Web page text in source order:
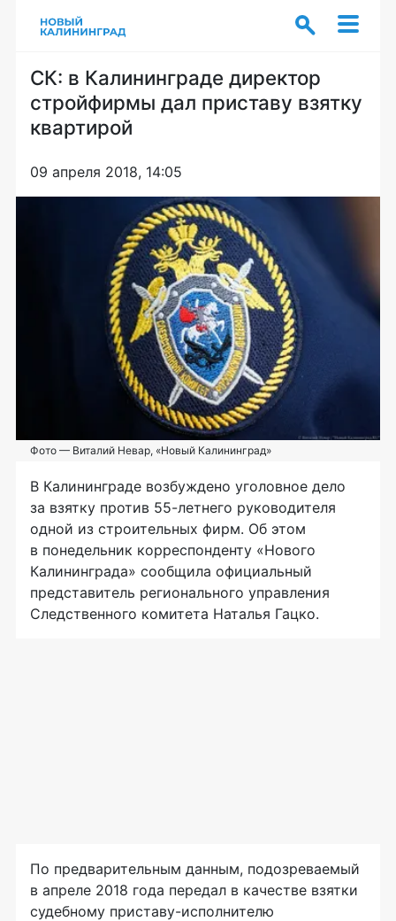
СК: в Калининграде директор
стройфирмы дал приставу взятку
квартирой
09 апреля 2018, 14:05
Фото — Виталий Невар, «Новый Калининград»
В Калининграде возбуждено уголовное дело
за взятку против 55-летнего руководителя
одной из строительных фирм. Об этом
в понедельник корреспонденту «Нового
Калининграда» сообщила официальный
представитель регионального управления
Следственного комитета Наталья Гацко.
По предварительным данным, подозреваемый
в апреле 2018 года передал в качестве взятки
судебному приставу-исполнителю